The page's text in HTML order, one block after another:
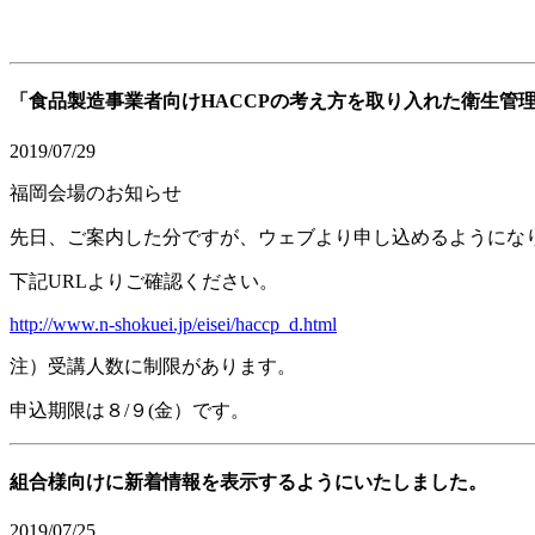
「食品製造事業者向けHACCPの考え方を取り入れた衛生管理
2019/07/29
福岡会場のお知らせ
先日、ご案内した分ですが、ウェブより申し込めるようにな
下記URLよりご確認ください。
http://www.n-shokuei.jp/eisei/haccp_d.html
注）受講人数に制限があります。
申込期限は８/９(金）です。
組合様向けに新着情報を表示するようにいたしました。
2019/07/25